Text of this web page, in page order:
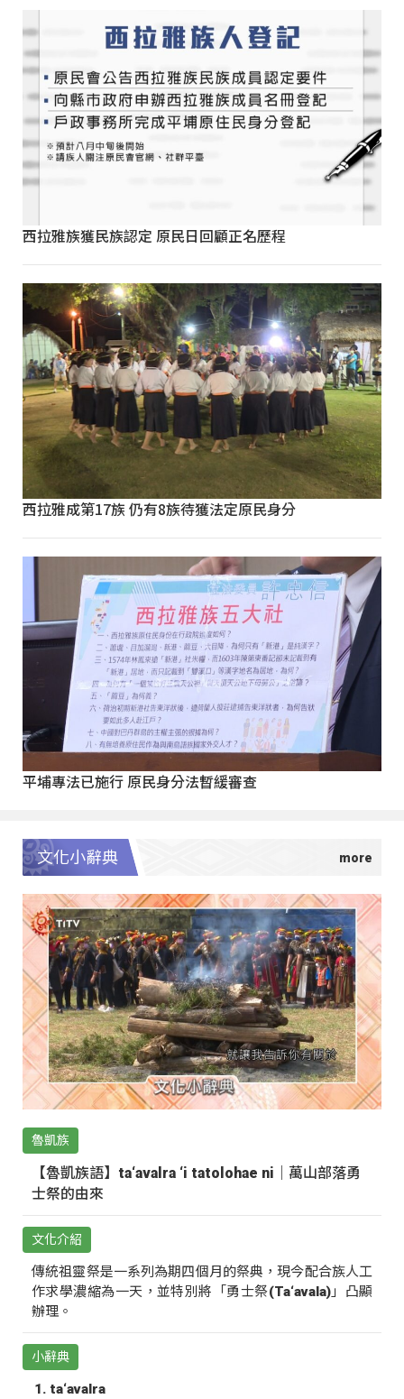
西拉雅族獲民族認定 原民日回顧正名歷程
西拉雅成第17族 仍有8族待獲法定原民身分
平埔專法已施行 原民身分法暫緩審查
文化小辭典
魯凱族
【魯凱族語】ta‘avalra ‘i tatolohae ni｜萬山部落勇
士祭的由來
文化介紹
傳統祖靈祭是一系列為期四個月的祭典，現今配合族人工
作求學濃縮為一天，並特別將「勇士祭(Ta‘avala)」凸顯
辦理。
小辭典
ta‘avalra